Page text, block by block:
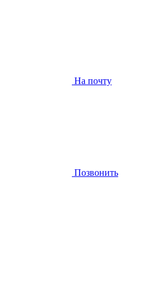
На почту
Позвонить